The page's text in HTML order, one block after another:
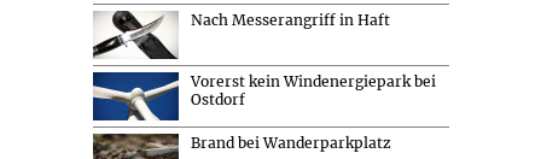
Nach Messerangriff in Haft
Vorerst kein Windenergiepark bei
Ostdorf
Brand bei Wanderparkplatz